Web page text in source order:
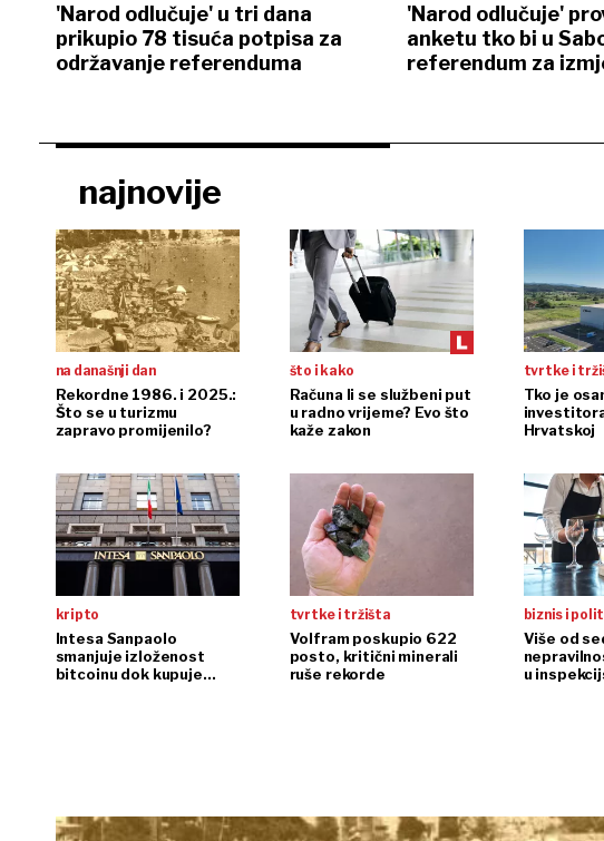
'Narod odlučuje' u tri dana
prikupio 78 tisuća potpisa za
održavanje referenduma
'Narod odlučuje'
anketu tko bi u
referendum za
najnovije
na današnji dan
Rekordne 1986. i 2025.:
Što se u turizmu
zapravo promijenilo?
što i kako
Računa li se službeni put
u radno vrijeme? Evo što
kaže zakon
tvrtke i
Tko je
Hrvatskoj
kripto
Intesa Sanpaolo
smanjuje izloženost
bitcoinu dok kupuje
tvrtke i tržišta
Volfram poskupio 622
posto, kritični minerali
ruše rekorde
biznis i
Više od
u